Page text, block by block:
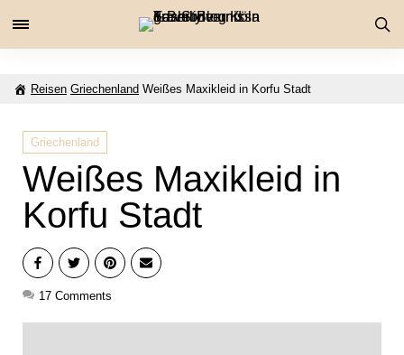
Reisen Griechenland Weißes Maxikleid in Korfu Stadt
Griechenland
Weißes Maxikleid in
Korfu Stadt
17 Comments